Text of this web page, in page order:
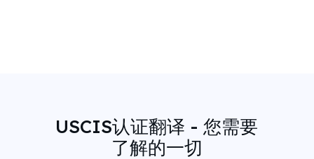
USCIS认证翻译 - 您需要
了解的一切